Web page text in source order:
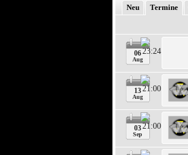
Neu Termine
06
Aug
13
Aug
03
Sep